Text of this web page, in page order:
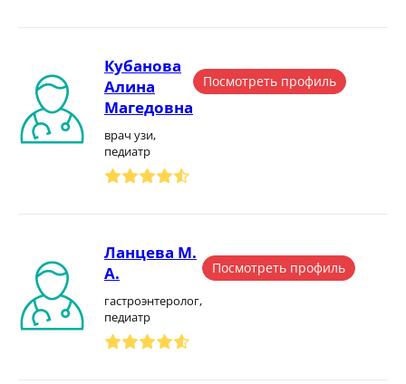
Кубанова
Алина
Магедовна
врач узи,
педиатр
Посмотреть профиль
Ланцева М.
А.
гастроэнтеролог,
педиатр
Посмотреть профиль